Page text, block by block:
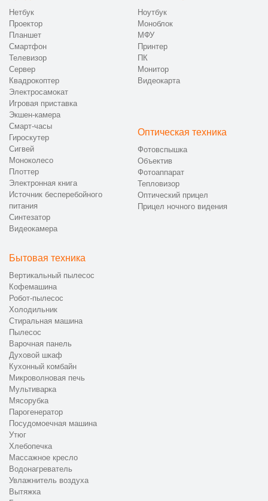
Нетбук
Проектор
Планшет
Смартфон
Телевизор
Сервер
Квадрокоптер
Электросамокат
Игровая приставка
Экшен-камера
Смарт-часы
Гироскутер
Сигвей
Моноколесо
Плоттер
Электронная книга
Источник бесперебойного
питания
Синтезатор
Видеокамера
Ноутбук
Моноблок
МФУ
Принтер
ПК
Монитор
Видеокарта
Оптическая техника
Фотовспышка
Объектив
Фотоаппарат
Тепловизор
Оптический прицел
Прицел ночного видения
Бытовая техника
Вертикальный пылесос
Кофемашина
Робот-пылесос
Холодильник
Стиральная машина
Пылесос
Варочная панель
Духовой шкаф
Кухонный комбайн
Микроволновая печь
Мультиварка
Мясорубка
Парогенератор
Посудомоечная машина
Утюг
Хлебопечка
Массажное кресло
Водонагреватель
Увлажнитель воздуха
Вытяжка